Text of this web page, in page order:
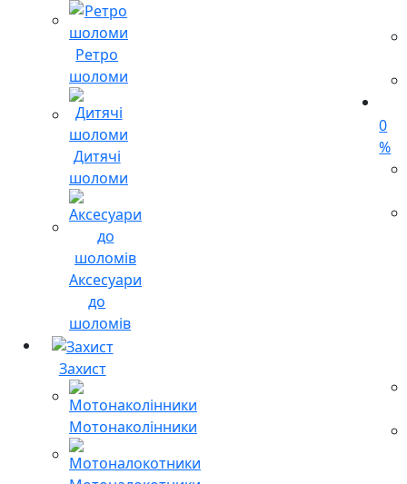
Ретро
шоломи
Дитячі
шоломи
Аксесуари
до
шоломів
Захист
Мотонаколінники
0
%